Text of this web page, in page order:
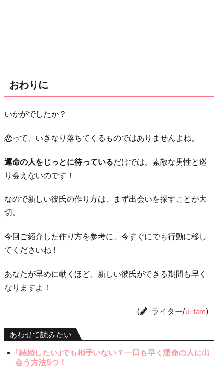
おわりに
いかがでしたか？
恋って、いきなり落ちてくるものではありませんよね。
運命の人をじっとに待っているだけでは、素敵な男性と巡
り会えないのです！
なので新しい彼氏の作り方は、まず出会いを探すことが大
切。
今回ご紹介した作り方を参考に、今すぐにでも行動に移し
てくださいね！
あなたが早めに動くほど、新しい彼氏ができる期間も早く
なりますよ！
( ライター/u-tam)
あわせて読みたい
｢結婚したい｣でも相手いない？一日も早く運命の人に出
会う方法5つ！